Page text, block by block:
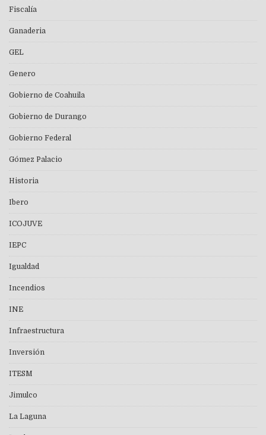
Fiscalía
Ganaderia
GEL
Genero
Gobierno de Coahuila
Gobierno de Durango
Gobierno Federal
Gómez Palacio
Historia
Ibero
ICOJUVE
IEPC
Igualdad
Incendios
INE
Infraestructura
Inversión
ITESM
Jimulco
La Laguna